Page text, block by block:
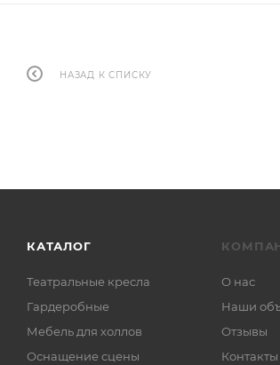
НАЗАД К СПИСКУ
КАТАЛОГ
Театральные кресла
Гардеробные
Мебель для холлов
Оснащение сцены
О нас
Наши
Отзывы
Контакты